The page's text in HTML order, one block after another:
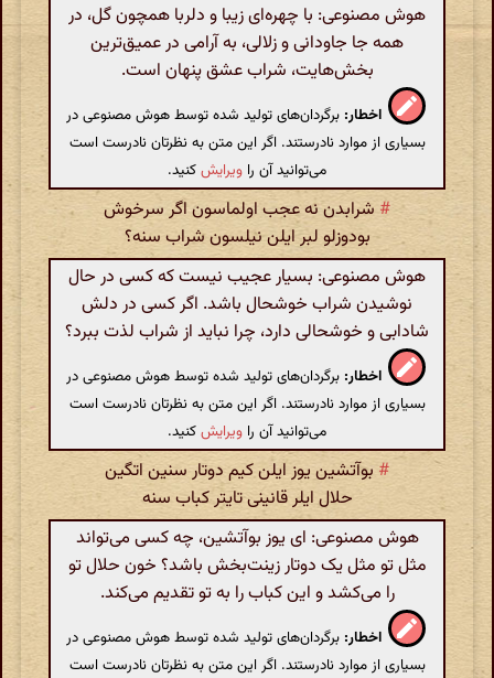
هوش مصنوعی: با چهره‌ای زیبا و دلربا همچون گل، در
همه جا جاودانی و زلالی، به آرامی در عمیق‌ترین
بخش‌هایت، شراب عشق پنهان است.
اخطار: برگردان‌های تولید شده توسط هوش مصنوعی در
بسیاری از موارد نادرستند. اگر این متن به نظرتان نادرست است
می‌توانید آن را ویرایشکنید.
# شرابدن نه عجب اولماسون اگر سرخوش
بودوزلو لبر ایلن نیلسون شراب سنه؟
هوش مصنوعی: بسیار عجیب نیست که کسی در حال
نوشیدن شراب خوشحال باشد. اگر کسی در دلش
شادابی و خوشحالی دارد، چرا نباید از شراب لذت ببرد؟
اخطار: برگردان‌های تولید شده توسط هوش مصنوعی در
بسیاری از موارد نادرستند. اگر این متن به نظرتان نادرست است
می‌توانید آن را ویرایشکنید.
# بوآتشین یوز ایلن کیم دوتار سنین اتگین
حلال ایلر قانینی تایتر کباب سنه
هوش مصنوعی: ای یوز بوآتشین، چه کسی می‌تواند
مثل تو مثل یک دوتار زینت‌بخش باشد؟ خون حلال تو
را می‌کشد و این کباب را به تو تقدیم می‌کند.
اخطار: برگردان‌های تولید شده توسط هوش مصنوعی در
بسیاری از موارد نادرستند. اگر این متن به نظرتان نادرست است